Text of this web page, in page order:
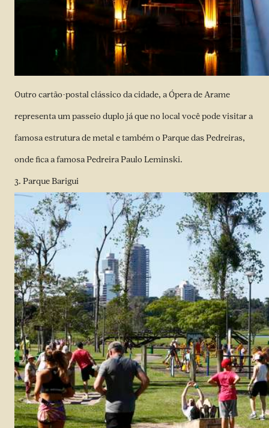
Outro cartão-postal clássico da cidade, a Ópera de Arame
representa um passeio duplo já que no local você pode visitar a
famosa estrutura de metal e também o Parque das Pedreiras,
onde fica a famosa Pedreira Paulo Leminski.
3. Parque Barigui